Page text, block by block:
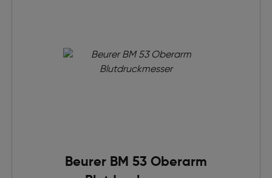
Beurer BM 53 Oberarm